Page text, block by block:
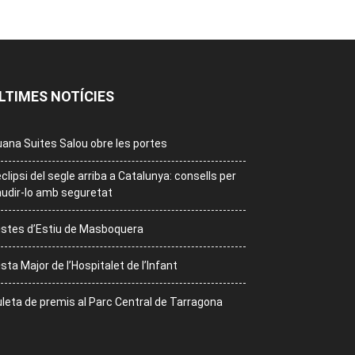
NOTÍCIES
Suites Salou obre les portes
del segle arriba a Catalunya: consells per
lo amb seguretat
d’Estiu de Masboquera
Major de l’Hospitalet de l’Infant
de premis al Parc Central de Tarragona